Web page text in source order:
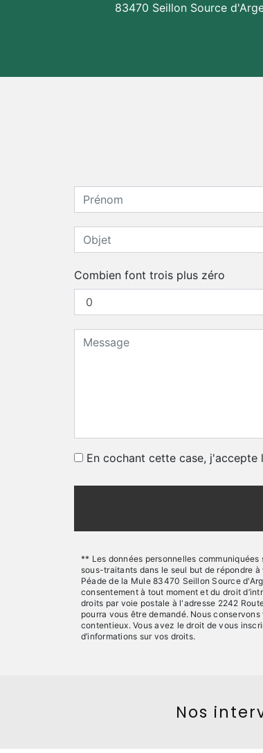
83470 Seillon Source
Combien font trois plus zéro
En cochant cette case,
** Les données personnelles
sous-traitants dans le seul but de répondre
Péade de la Mule 83470 Seillon Source
consentement à tout moment et du droit
droits par voie postale à l'adresse 2242
pourra vous être demandé. Nous
contentieux. Vous avez le droit de vous
d’informations sur vos droits.
Nos